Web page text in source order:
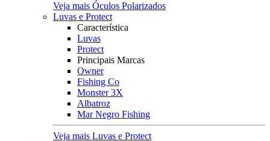
Veja mais Óculos Polarizados
Luvas e Protect
Característica
Luvas
Protect
Principais Marcas
Owner
Fishing Co
Monster 3X
Albatroz
Mar Negro Fishing
Veja mais Luvas e Protect